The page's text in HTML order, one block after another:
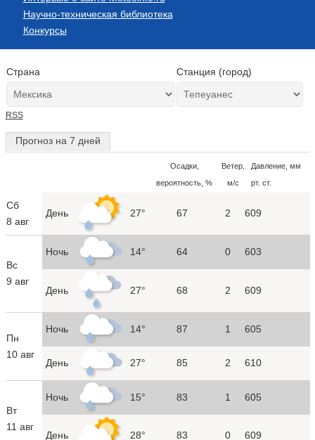
Научно-техническая библиотека
Конкурсы
Страна Станция (город)
RSS
Прогноз на 7 дней
Осадки,
вероятность, %
Ветер,
м/с
Давление, мм
рт. ст.
Сб
8 авг
День 27° 67 2 609
Вс
9 авг
Ночь 14° 64 0 603
День 27° 68 2 609
Пн
10 авг
Ночь 14° 87 1 605
День 27° 85 2 610
Вт
11 авг
Ночь 15° 83 1 605
День 28° 83 0 609